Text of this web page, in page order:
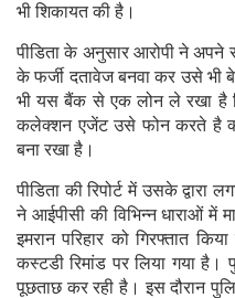
भी शिकायत की है।
पीडिता के अनुसार आरोपी ने
के फर्जी दतावेज बनवा कर उसे भी
भी यस बैंक से एक लोन ले रखा है
कलेक्शन एजेंट उसे फोन करते है
बना रखा है।
पीडिता की रिपोर्ट में उसके
ने आईपीसी की विभिन्न धाराओं में
इमरान परिहार को गिरफ्तात
कस्टडी रिमांड पर लिया गया
पूछताछ कर रही है। इस दौरान